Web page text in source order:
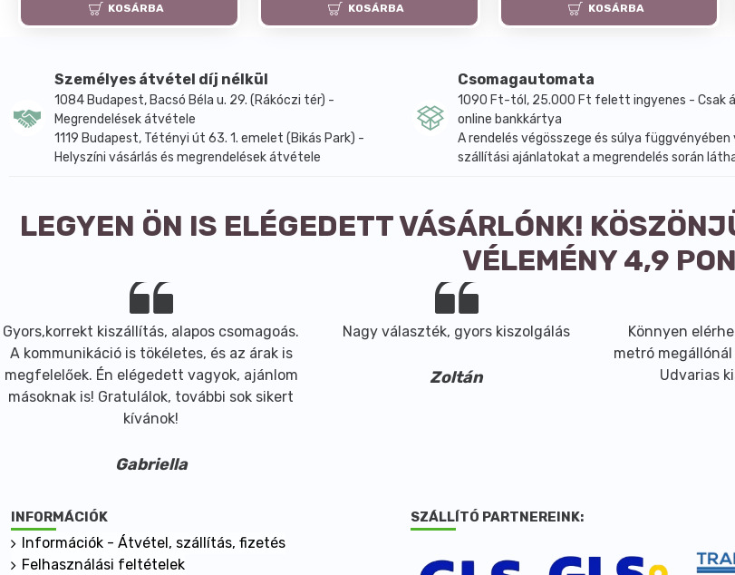
KOSÁRBA KOSÁRBA KOSÁRBA
Személyes átvétel díj nélkül
1084 Budapest, Bacsó Béla u. 29. (Rákóczi tér) -
Megrendelések átvétele
1119 Budapest, Tétényi út 63. 1. emelet (Bikás Park) -
Helyszíni vásárlás és megrendelések átvétele
Csomagautomata
1090 Ft-tól, 25.000 Ft felett ingyenes - Csak
online bankkártya
A rendelés végösszege és súlya
szállítási ajánlatokat a megrendelés során
LEGYEN ÖN IS ELÉGEDETT VÁSÁRLÓNK!
VÉLEMÉNY 4,9
Gyors,korrekt kiszállítás, alapos csomagoás.
A kommunikáció is tökéletes, és az árak is
megfelelőek. Én elégedett vagyok, ajánlom
másoknak is! Gratulálok, további sok sikert
kívánok!
Gabriella
Nagy választék, gyors kiszolgálás
Zoltán
Könnyen
metró
Udvarias
INFORMÁCIÓK
Információk - Átvétel, szállítás, fizetés
Felhasználási feltételek
SZÁLLÍTÓ PARTNEREINK: